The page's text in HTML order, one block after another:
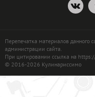
Перепечатка материалов данного
администрации сайта.
При цитировании ссылка на
© 2016-2026 Кулинариссимо